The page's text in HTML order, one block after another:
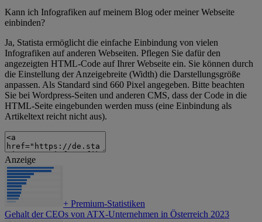
Kann ich Infografiken auf meinem Blog oder meiner Webseite
einbinden?
Ja, Statista ermöglicht die einfache Einbindung von vielen
Infografiken auf anderen Webseiten. Pflegen Sie dafür den
angezeigten HTML-Code auf Ihrer Webseite ein. Sie können durch
die Einstellung der Anzeigebreite (Width) die Darstellungsgröße
anpassen. Als Standard sind 660 Pixel angegeben. Bitte beachten
Sie bei Wordpress-Seiten und anderen CMS, dass der Code in die
HTML-Seite eingebunden werden muss (eine Einbindung als
Artikeltext reicht nicht aus).
Anzeige
+ Premium-Statistiken
Gehalt der CEOs von ATX-Unternehmen in Österreich 2023